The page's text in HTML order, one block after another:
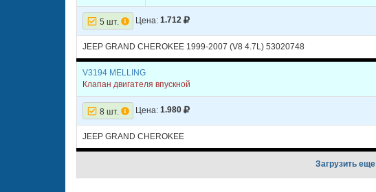
5 шт. Цена: 1.712
JEEP GRAND CHEROKEE 1999-2007 (V8 4.7L) 53020748
V3194 MELLING
Клапан двигателя впускной
8 шт. Цена: 1.980
JEEP GRAND CHEROKEE
Загрузить еще